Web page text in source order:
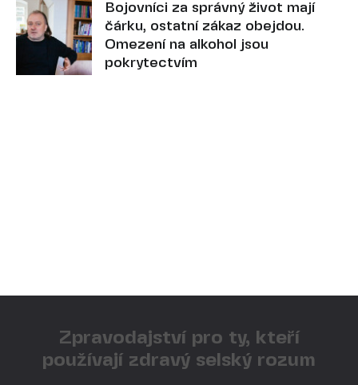
Bojovníci za správný život mají
čárku, ostatní zákaz obejdou.
Omezení na alkohol jsou
pokrytectvím
Zpravodajství pro ty, kteří
používají zdravý selský rozum